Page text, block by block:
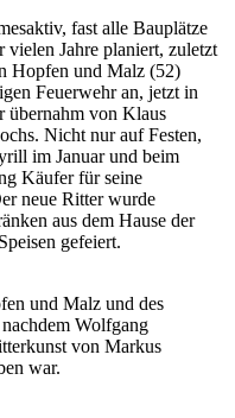
fast alle Bauplätze
Jahre planiert, zuletzt
Hopfen und Malz (52)
Feuerwehr an, jetzt in
übernahm von Klaus
Nicht nur auf Festen,
im Januar und beim
Käufer für seine
neue Ritter wurde
aus dem Hause der
gefeiert.
und Malz und des
Wolfgang
von Markus
war.